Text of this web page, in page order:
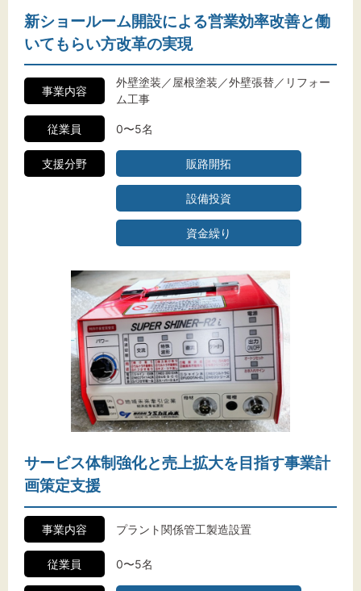
新ショールーム開設による営業効率改善と働
いてもらい方改革の実現
事業内容
外壁塗装／屋根塗装／外壁張替／リフォー
ム工事
従業員 0〜5名
支援分野 販路開拓
設備投資
資金繰り
サービス体制強化と売上拡大を目指す事業計
画策定支援
事業内容 プラント関係管工製造設置
従業員 0〜5名